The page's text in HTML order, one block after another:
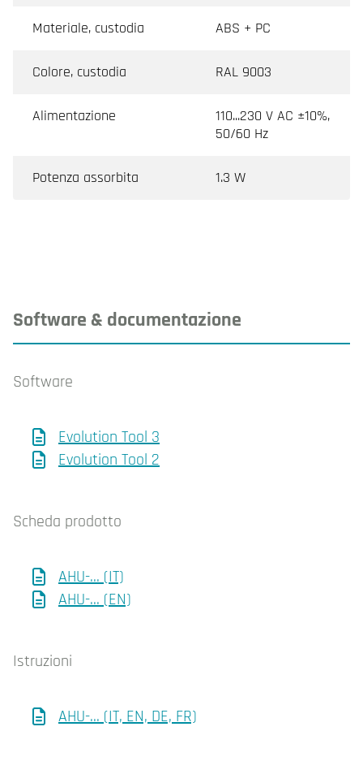
Materiale, custodia ABS + PC
Colore, custodia RAL 9003
Alimentazione
110...230 V AC ±10%,
50/60 Hz
Potenza assorbita 1.3 W
Software & documentazione
Software
Evolution Tool 3
Evolution Tool 2
Scheda prodotto
AHU-... (IT)
AHU-... (EN)
Istruzioni
AHU-... (IT, EN, DE, FR)